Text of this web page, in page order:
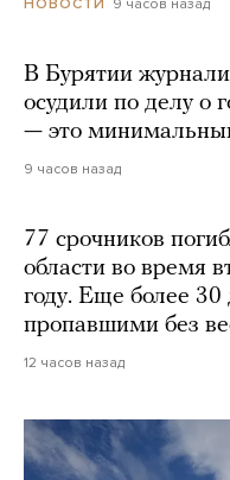
НОВОСТИ
В Бурятии
осудили по делу о
— это
9 часов назад
77 срочников
области во время
году. Еще более 30
пропавшими без
12 часов назад